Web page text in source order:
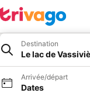
Destination
Le lac de
Arrivée/départ
Dates